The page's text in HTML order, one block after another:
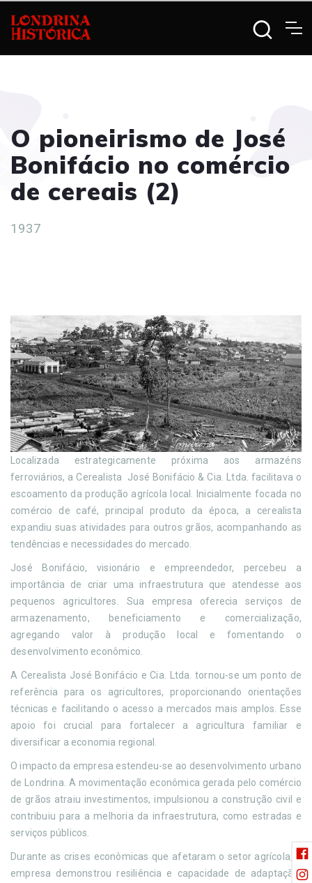
O pioneirismo de José
Bonifácio no comércio
de cereais (2)
1937
Localizada estrategicamente próxima aos armazéns
ferroviários, a Cerealista José Bonifácio & Cia. Ltda. facilitava o
escoamento da produção agrícola local. Inicialmente focada no
comércio de café, principal produto da época, a cerealista
expandiu suas atividades para outros grãos, acompanhando as
tendências e necessidades do mercado.
José Bonifácio, visionário e empreendedor, percebeu a
importância de criar uma infraestrutura que atendesse aos
pequenos agricultores. Sua empresa oferecia serviços de
armazenamento, beneficiamento e comercialização,
agregando valor à produção local e fomentando o
desenvolvimento econômico.
A Cerealista José Bonifácio e Cia. Ltda. tornou-se um ponto de
referência para os agricultores, proporcionando orientações
técnicas e facilitando o acesso a mercados mais amplos. Esse
apoio foi crucial para fortalecer a agricultura familiar e
diversificar a economia regional.
O impacto da empresa estendeu-se ao desenvolvimento urbano
de Londrina. A movimentação econômica gerada pelo comércio
de grãos atraiu investimentos, impulsionou a construção civil e
contribuiu para a melhoria da infraestrutura, como estradas e
serviços públicos.
Durante as crises econômicas que afetaram o setor agrícola, a
empresa demonstrou resiliência e capacidade de adaptação.